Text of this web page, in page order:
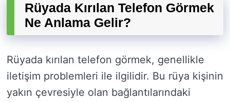
Rüyada Kırılan Telefon Görmek
Ne Anlama Gelir?
Rüyada kırılan telefon görmek, genellikle
iletişim problemleri ile ilgilidir. Bu rüya kişinin
yakın çevresiyle olan bağlantılarındaki